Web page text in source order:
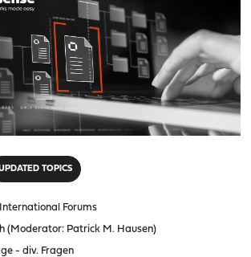
TOPICS
International Forums
(Moderator: Patrick M. Hausen)
- div. Fragen